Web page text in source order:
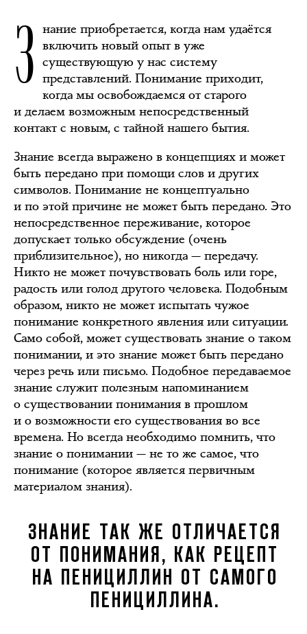
З нание приобретается, когда нам удаётся
включить новый опыт в уже
существующую у нас систему
представлений. Понимание приходит,
когда мы освобождаемся от старого
и делаем возможным непосредственный
контакт с новым, с тайной нашего бытия.
Знание всегда выражено в концепциях и может
быть передано при помощи слов и других
символов. Понимание не концептуально
и по этой причине не может быть передано. Это
непосредственное переживание, которое
допускает только обсуждение (очень
приблизительное), но никогда — передачу.
Никто не может почувствовать боль или горе,
радость или голод другого человека. Подобным
образом, никто не может испытать чужое
понимание конкретного явления или ситуации.
Само собой, может существовать знание о таком
понимании, и это знание может быть передано
через речь или письмо. Подобное передаваемое
знание служит полезным напоминанием
о существовании понимания в прошлом
и о возможности его существования во все
времена. Но всегда необходимо помнить, что
знание о понимании — не то же самое, что
понимание (которое является первичным
материалом знания).
ЗНАНИЕ ТАК ЖЕ ОТЛИЧАЕТСЯ
ОТ ПОНИМАНИЯ, КАК РЕЦЕПТ
НА ПЕНИЦИЛЛИН ОТ САМОГО
ПЕНИЦИЛЛИНА.